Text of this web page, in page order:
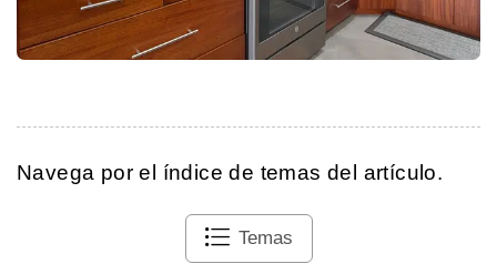
Navega por el índice de temas del artículo.
Temas